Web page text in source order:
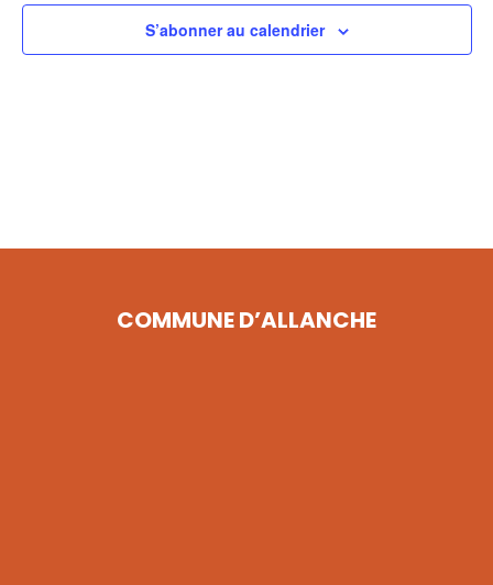
S’abonner au calendrier
COMMUNE D’ALLANCHE